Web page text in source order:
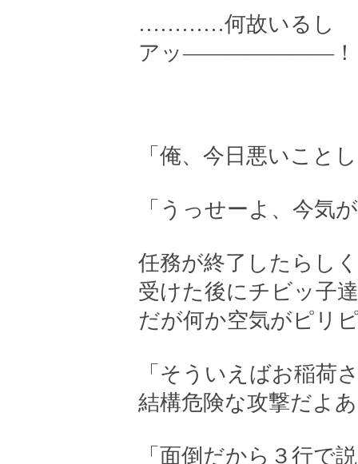
…………何故いるし
アッ———————！
「俺、今日悪いこと
「うっせーよ、今気
任務が終了したらし
受けた後にチビッ子
だが何か空気がピリ
「そういえばお稲荷
結構危険な攻撃だよ
「面倒だから３行で